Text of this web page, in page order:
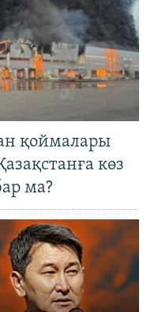
қоймалары
көз
ма?